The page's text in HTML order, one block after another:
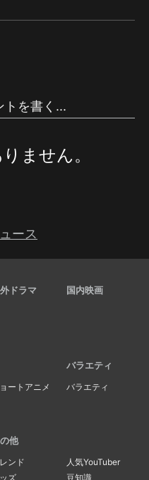
トを書く...
ません。
ース
ドラマ 国内映画
ートアニメ
バラエティ
バラエティ
他
ンド
人気YouTuber
ズ
豆知識